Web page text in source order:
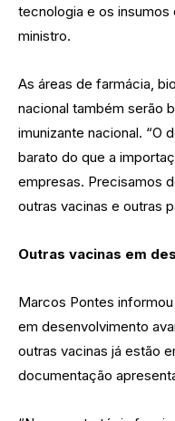
tecnologia e os insumos
ministro.
As áreas de farmácia,
nacional também serão
imunizante nacional. “O
barato do que a
empresas. Precisamos
outras vacinas e outras
Outras vacinas em
Marcos Pontes
em desenvolvimento
outras vacinas já estão
documentação